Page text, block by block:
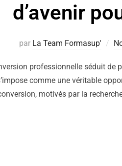
d’avenir
par La Team Formasup'
professionnelle séduit de
comme une véritable
motivés par la